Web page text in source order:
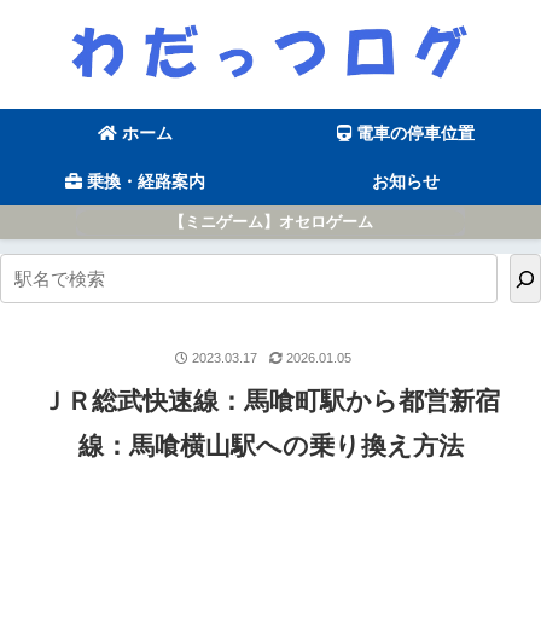
ホーム 電車の停車位置
乗換・経路案内 お知らせ
【ミニゲーム】オセロゲーム
ＪＲ総武快速線：馬喰町駅から都営新宿
線：馬喰横山駅への乗り換え方法
2023.03.17 2026.01.05